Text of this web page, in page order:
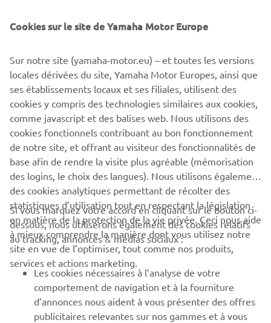
à distance pour
zéro problème.
TROUVEZ VOTRE CONCESSIONNAIRE LE PLUS
PROCHE
CORPORATE
BUSINESS
PLUS YAMAHA
SUPPORT
Cookies sur le site de Yamaha Motor Europe
Sur notre site (yamaha-motor.eu) – et toutes les versions
locales dérivées du site, Yamaha Motor Europes, ainsi que
ses établissements locaux et ses filiales, utilisent des
cookies y compris des technologies similaires aux cookies,
comme javascript et des balises web. Nous utilisons des
cookies fonctionnels contribuant au bon fonctionnement
de notre site, et offrant au visiteur des fonctionnalités de
base afin de rendre la visite plus agréable (mémorisation
des logins, le choix des langues). Nous utilisons également
des cookies analytiques permettant de récolter des
statistiques d’utilisation tout en respectant la législation
en matière de la protection de la vie privée. Ceci nous aide
à mieux comprendre la manière dont vous utilisez notre
site en vue de l’optimiser, tout comme nos produits,
services et actions marketing.
Si vous marquez votre accord en cliquant sur le bouton ci-
dessous, nous utiliserons également des cookies relatifs
au tracking, annonces & médias sociaux :
Les cookies nécessaires à l’analyse de votre
comportement de navigation et à la fourniture
d’annonces nous aident à vous présenter des offres
publicitaires relevantes sur nos gammes et à vous